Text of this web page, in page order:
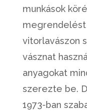
munkások
vitorlavászon
vásznat
anyagokat
szerezte be.
1973-ban